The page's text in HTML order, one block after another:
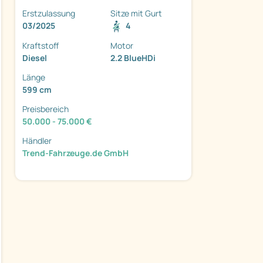
Erstzulassung
03/2025
Sitze mit Gurt
4
Kraftstoff
Diesel
Motor
2.2 BlueHDi
Länge
599 cm
Preisbereich
50.000 - 75.000 €
Händler
Trend-Fahrzeuge.de GmbH